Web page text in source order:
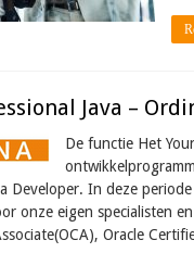
Java –
De functie Het
Developer. In deze
onze eigen specialisten
Oracle